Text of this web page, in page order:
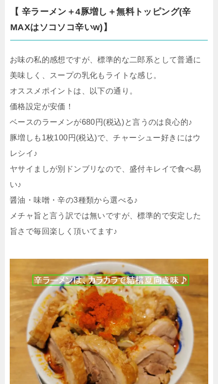
【 辛ラーメン＋4豚増し＋無料トッピング(辛
MAXはソコソコ辛いw)】
お味の私的感想ですが、標準的な二郎系として普通に
美味しく、スープの乳化もライトな感じ。
オススメポイントは、以下の通り。
価格設定が安価！
ベースのラーメンが680円(税込)と言うのは良心的♪
豚増しも1枚100円(税込)で、チャーシュー好きにはウ
レシイ♪
ヤサイましが別ドンブリなので、盛付キレイで食べ易
い♪
醤油・味噌・辛の3種類から選べる♪
メチャ旨と言う訳では無いですが、標準的で安定した
旨さで毎回楽しく頂いてます♪